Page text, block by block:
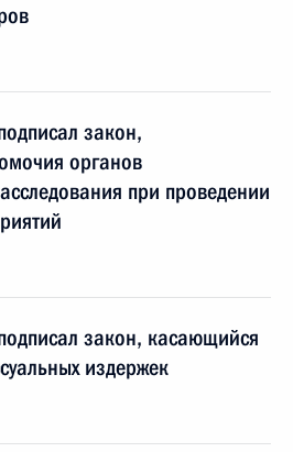
закон,
органов
при проведении
закон, касающийся
издержек